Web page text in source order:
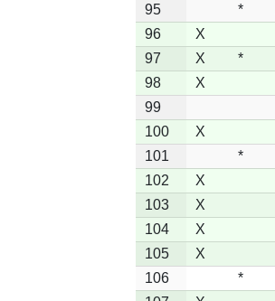
95
*
96
X
97
X *
98
X
99
100
X
101
*
102
X
103
X
104
X
105
X
106
*